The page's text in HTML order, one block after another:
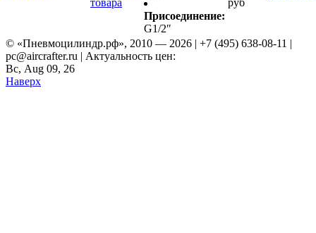
товара
Присоединение:
G1/2″
руб
© «Пневмоцилиндр.рф», 2010 — 2026 | +7 (495) 638-08-11 |
pc@aircrafter.ru | Актуальность цен:
Вс, Aug 09, 26
Наверх